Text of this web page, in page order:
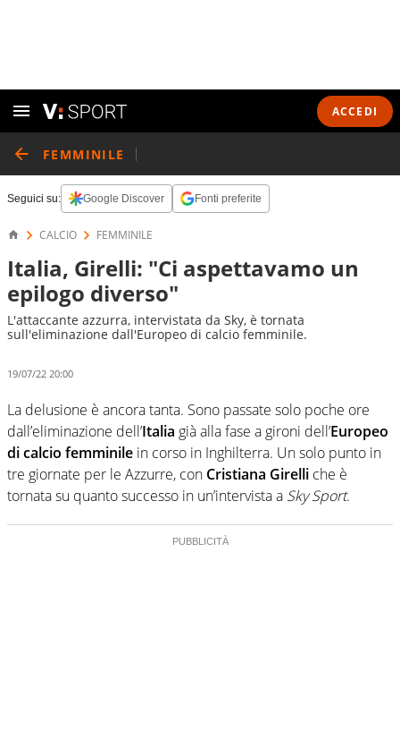
ACCEDI
FEMMINILE
Seguici su: Google Discover Fonti preferite
CALCIO FEMMINILE
Italia, Girelli: "Ci aspettavamo un
epilogo diverso"
L'attaccante azzurra, intervistata da Sky, è tornata
sull'eliminazione dall'Europeo di calcio femminile.
19/07/22 20:00
La delusione è ancora tanta. Sono passate solo poche ore
dall’eliminazione dell’Italia già alla fase a gironi dell’Europeo
di calcio femminile in corso in Inghilterra. Un solo punto in
tre giornate per le Azzurre, con Cristiana Girelli che è
tornata su quanto successo in un’intervista a Sky Sport.